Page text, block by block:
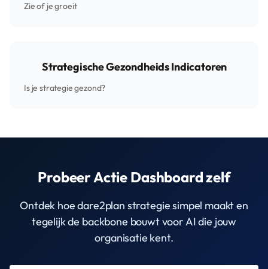
Zie of je groeit
Strategische Gezondheids Indicatoren
Is je strategie gezond?
Probeer Actie Dashboard zelf
Ontdek hoe dare2plan strategie simpel maakt en
tegelijk de backbone bouwt voor AI die jouw
organisatie kent.